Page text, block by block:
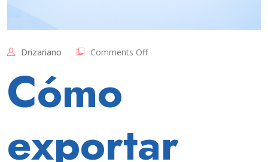
Drizariano Comments Offon
facilita
la
Cómo
exportar